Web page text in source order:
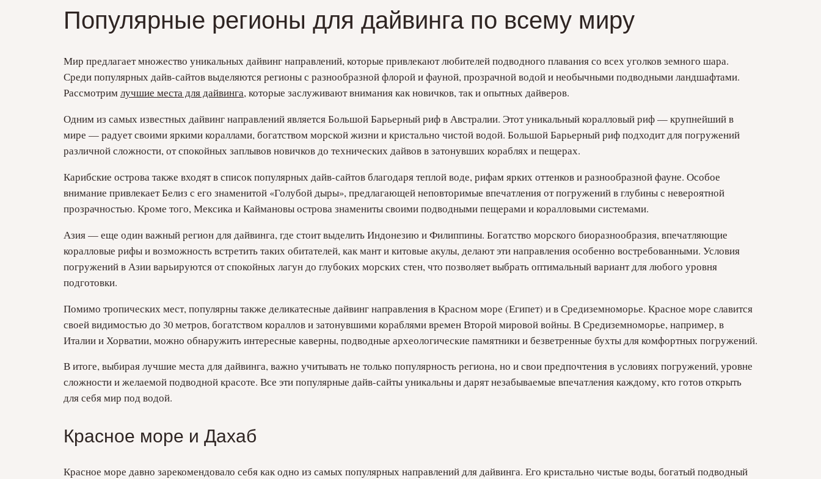
Популярные регионы для дайвинга по всему миру
Мир предлагает множество уникальных дайвинг направлений, которые привлекают любителей подводного плавания со всех уголков земного шара.
Среди популярных дайв-сайтов выделяются регионы с разнообразной флорой и фауной, прозрачной водой и необычными подводными ландшафтами.
Рассмотримлучшие места для дайвинга, которые заслуживают внимания как новичков, так и опытных дайверов.
Одним из самых известных дайвинг направлений является Большой Барьерный риф в Австралии. Этот уникальный коралловый риф — крупнейший в
мире — радует своими яркими кораллами, богатством морской жизни и кристально чистой водой. Большой Барьерный риф подходит для погружений
различной сложности, от спокойных заплывов новичков до технических дайвов в затонувших кораблях и пещерах.
Карибские острова также входят в список популярных дайв-сайтов благодаря теплой воде, рифам ярких оттенков и разнообразной фауне. Особое
внимание привлекает Белиз с его знаменитой «Голубой дыры», предлагающей неповторимые впечатления от погружений в глубины с невероятной
прозрачностью. Кроме того, Мексика и Каймановы острова знамениты своими подводными пещерами и коралловыми системами.
Азия — еще один важный регион для дайвинга, где стоит выделить Индонезию и Филиппины. Богатство морского биоразнообразия, впечатляющие
коралловые рифы и возможность встретить таких обитателей, как мант и китовые акулы, делают эти направления особенно востребованными. Условия
погружений в Азии варьируются от спокойных лагун до глубоких морских стен, что позволяет выбрать оптимальный вариант для любого уровня
подготовки.
Помимо тропических мест, популярны также деликатесные дайвинг направления в Красном море (Египет) и в Средиземноморье. Красное море славится
своей видимостью до 30 метров, богатством кораллов и затонувшими кораблями времен Второй мировой войны. В Средиземноморье, например, в
Италии и Хорватии, можно обнаружить интересные каверны, подводные археологические памятники и безветренные бухты для комфортных погружений.
В итоге, выбирая лучшие места для дайвинга, важно учитывать не только популярность региона, но и свои предпочтения в условиях погружений, уровне
сложности и желаемой подводной красоте. Все эти популярные дайв-сайты уникальны и дарят незабываемые впечатления каждому, кто готов открыть
для себя мир под водой.
Красное море и Дахаб
Красное море давно зарекомендовало себя как одно из самых популярных направлений для дайвинга. Его кристально чистые воды, богатый подводный